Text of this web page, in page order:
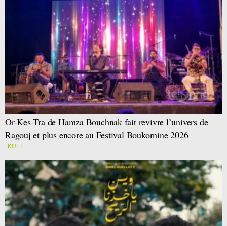
Or-Kes-Tra de Hamza Bouchnak fait revivre l’univers de
Ragouj et plus encore au Festival Boukornine 2026
KULT